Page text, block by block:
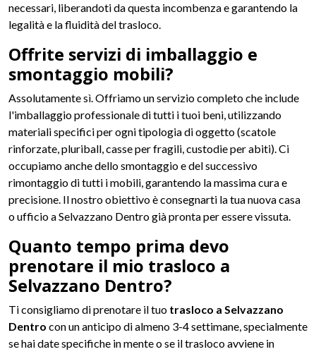
necessari, liberandoti da questa incombenza e garantendo la
legalità e la fluidità del trasloco.
Offrite servizi di imballaggio e
smontaggio mobili?
Assolutamente sì. Offriamo un servizio completo che include
l'imballaggio professionale di tutti i tuoi beni, utilizzando
materiali specifici per ogni tipologia di oggetto (scatole
rinforzate, pluriball, casse per fragili, custodie per abiti). Ci
occupiamo anche dello smontaggio e del successivo
rimontaggio di tutti i mobili, garantendo la massima cura e
precisione. Il nostro obiettivo è consegnarti la tua nuova casa
o ufficio a Selvazzano Dentro già pronta per essere vissuta.
Quanto tempo prima devo
prenotare il mio trasloco a
Selvazzano Dentro?
Ti consigliamo di prenotare il tuo trasloco a Selvazzano
Dentro con un anticipo di almeno 3-4 settimane, specialmente
se hai date specifiche in mente o se il trasloco avviene in